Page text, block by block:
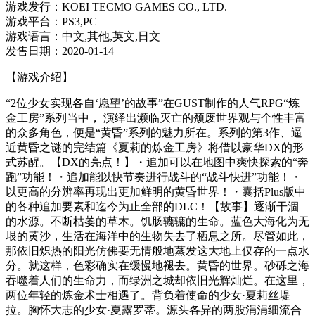
游戏发行：KOEI TECMO GAMES CO., LTD.
游戏平台：PS3,PC
游戏语言：中文,其他,英文,日文
发售日期：2020-01-14
【游戏介绍】
“2位少女实现各自‘愿望’的故事”在GUST制作的人气RPG“炼
金工房”系列当中， 演绎出濒临灭亡的颓废世界观与个性丰富
的众多角色，便是“黄昏”系列的魅力所在。系列的第3作、逼
近黄昏之谜的完结篇《夏莉的炼金工房》将借以豪华DX的形
式苏醒。【DX的亮点！】・追加可以在地图中爽快探索的“奔
跑”功能！・追加能以快节奏进行战斗的“战斗快进”功能！・
以更高的分辨率再现出更加鲜明的黄昏世界！・囊括Plus版中
的各种追加要素和迄今为止全部的DLC！【故事】逐渐干涸
的水源。不断枯萎的草木。饥肠辘辘的生命。蓝色大海化为无
垠的黄沙，生活在海洋中的生物失去了栖息之所。尽管如此，
那依旧炽热的阳光仿佛要无情般地蒸发这大地上仅存的一点水
分。就这样，色彩确实在缓慢地褪去。黄昏的世界。砂砾之海
吞噬着人们的生命力，而绿洲之城却依旧光辉灿烂。在这里，
两位年轻的炼金术士相遇了。背负着使命的少女·夏莉丝堤
拉。胸怀大志的少女·夏露罗蒂。源头各异的两股涓涓细流合